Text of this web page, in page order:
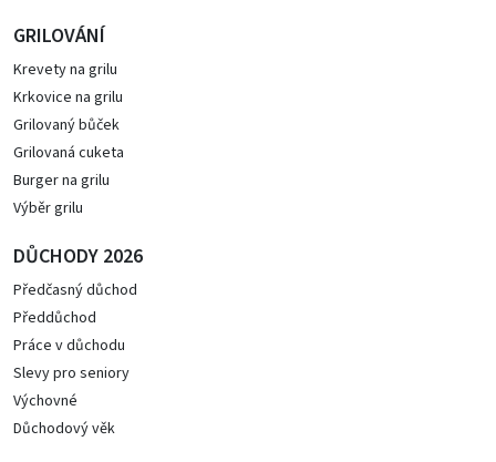
GRILOVÁNÍ
Krevety na grilu
Krkovice na grilu
Grilovaný bůček
Grilovaná cuketa
Burger na grilu
Výběr grilu
DŮCHODY 2026
Předčasný důchod
Předdůchod
Práce v důchodu
Slevy pro seniory
Výchovné
Důchodový věk